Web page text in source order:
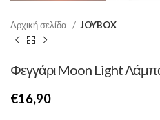
Αρχική σελίδα JOYBOX
Φεγγάρι Moon Light
€